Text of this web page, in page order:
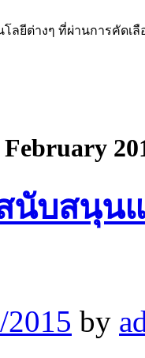
ลยีต่างๆ ที่ผ่านการคัด
February
นับสนุน
by